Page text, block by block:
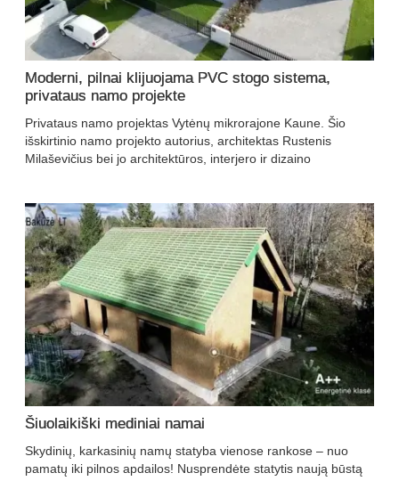
Moderni, pilnai klijuojama PVC stogo sistema,
privataus namo projekte
Privataus namo projektas Vytėnų mikrorajone Kaune. Šio
išskirtinio namo projekto autorius, architektas Rustenis
Milaševičius bei jo architektūros, interjero ir dizaino
Šiuolaikiški mediniai namai
Skydinių, karkasinių namų statyba vienose rankose – nuo
pamatų iki pilnos apdailos! Nusprendėte statytis naują būstą